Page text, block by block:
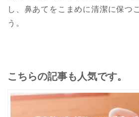
し、鼻あてをこまめに清潔に保つ
う。
こちらの記事も人気です。